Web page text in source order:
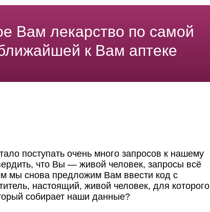
Вам лекарство по самой
к Вам аптеке
поступать очень много запросов к нашему
что Вы — живой человек, запросы всё
мы снова предложим Вам ввести код с
настоящий, живой человек, для которого
собирает наши данные?